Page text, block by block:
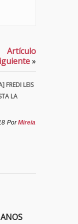
Artículo
»
FREDI LEIS
LA
PorMireia